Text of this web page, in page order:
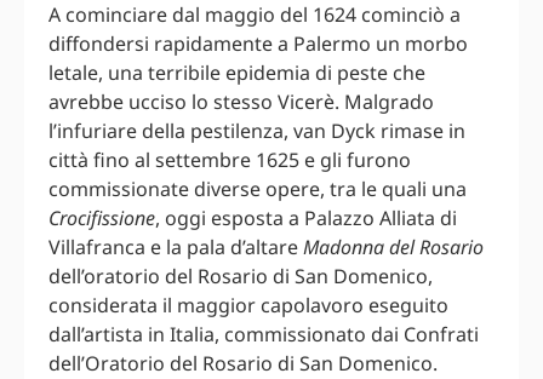
A cominciare dal maggio del 1624 cominciò a
diffondersi rapidamente a Palermo un morbo
letale, una terribile epidemia di peste che
avrebbe ucciso lo stesso Vicerè. Malgrado
l’infuriare della pestilenza, van Dyck rimase in
città fino al settembre 1625 e gli furono
commissionate diverse opere, tra le quali una
Crocifissione, oggi esposta a Palazzo Alliata di
Villafranca e la pala d’altareMadonna del Rosario
dell’oratorio del Rosario di San Domenico,
considerata il maggior capolavoro eseguito
dall’artista in Italia, commissionato dai Confrati
dell’Oratorio del Rosario di San Domenico.